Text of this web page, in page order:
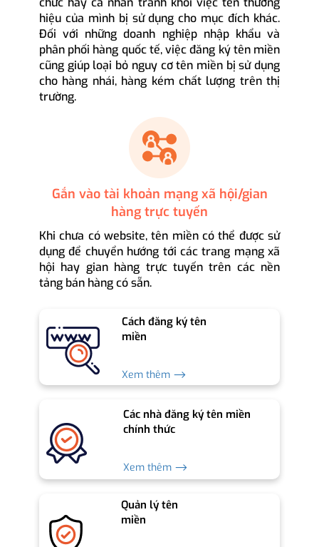
hiệu của mình bị sử dụng cho mục đích khác.
Đối với những doanh nghiệp nhập khẩu và
phân phối hàng quốc tế, việc đăng ký tên miền
cũng giúp loại bỏ nguy cơ tên miền bị sử dụng
cho hàng nhái, hàng kém chất lượng trên thị
trường.
Gắn vào tài khoản mạng xã hội/gian
hàng trực tuyến
Khi chưa có website, tên miền có thể được sử
dụng để chuyển hướng tới các trang mạng xã
hội hay gian hàng trực tuyến trên các nền
tảng bán hàng có sẵn.
Cách đăng ký tên
miền
Xem thêm ⟶
Các nhà đăng ký tên miền
chính thức
Xem thêm ⟶
Quản lý tên
miền